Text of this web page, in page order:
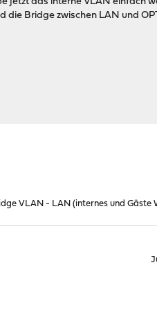
Bridge zwischen LAN und
VLAN - LAN (internes und Gäste